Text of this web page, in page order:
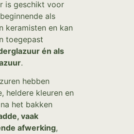
is geschikt voor
als
keramisten en kan
toegepast
én als
.
hebben
heldere kleuren en
het bakken
vaak
afwerking,